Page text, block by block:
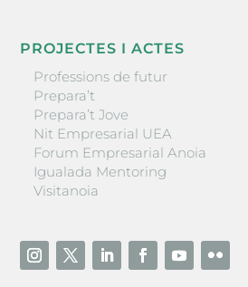
PROJECTES I ACTES
Professions de futur
Prepara’t
Prepara’t Jove
Nit Empresarial UEA
Forum Empresarial Anoia
Igualada Mentoring
Visitanoia